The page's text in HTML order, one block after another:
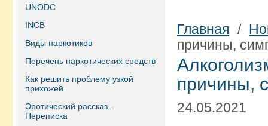
UNODC
INCB
Виды наркотиков
Перечень наркотических средств
Как решить проблему узкой
прихожей
Эротический рассказ -
Переписка
Главная /
причины,
причины,
24.05.2021